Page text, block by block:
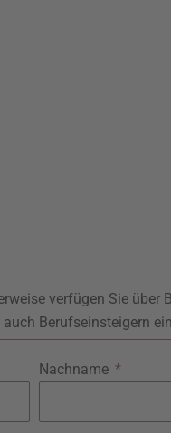
verfügen Sie
Berufseinsteigern
Nachname